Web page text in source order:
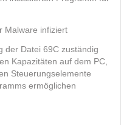
Malware infiziert
der Datei 69C zuständig
Kapazitäten auf dem PC,
Steuerungselemente
ermöglichen